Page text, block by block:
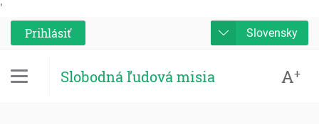
'
Prihlásiť
Slovensky
Slobodná ľudová misia A+